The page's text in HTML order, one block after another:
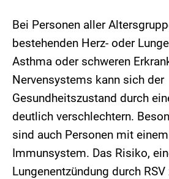
Bei Personen aller
bestehenden Herz- oder
Asthma oder schweren
Nervensystems kann sich der
Gesundheitszustand durch
deutlich verschlechtern.
sind auch Personen mit
Immunsystem. Das Risiko,
Lungenentzündung durch